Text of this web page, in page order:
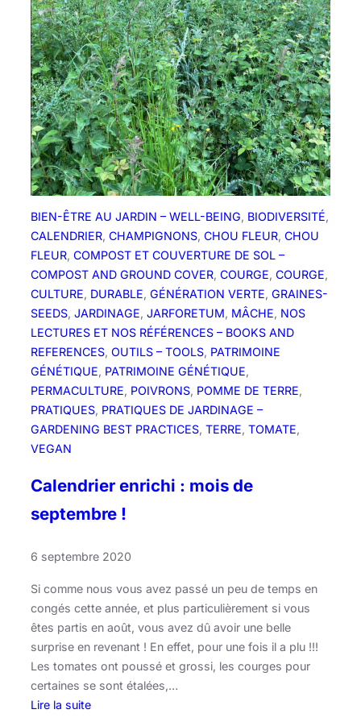
t
e
n
r
i
c
h
i
:
m
o
i
BIEN-ÊTRE AU JARDIN – WELL-BEING, BIODIVERSITÉ
CALENDRIER, CHAMPIGNONS, CHOU FLEUR, CHOU
FLEUR, COMPOST ET COUVERTURE DE SOL –
COMPOST AND GROUND COVER, COURGE, COURGE
CULTURE, DURABLE, GÉNÉRATION VERTE, GRAINES-
SEEDS, JARDINAGE, JARFORETUM, MÂCHE, NOS
LECTURES ET NOS RÉFÉRENCES – BOOKS AND
REFERENCES, OUTILS – TOOLS, PATRIMOINE
GÉNÉTIQUE, PATRIMOINE GÉNÉTIQUE
PERMACULTURE, POIVRONS, POMME DE TERRE
PRATIQUES, PRATIQUES DE JARDINAGE –
GARDENING BEST PRACTICES, TERRE, TOMATE
VEGAN
Calendrier enrichi : mois de
septembre !
6 septembre 2020
Si comme nous vous avez passé un peu de temps en
congés cette année, et plus particulièrement si vous
êtes partis en août, vous avez dû avoir une belle
surprise en revenant ! En effet, pour une fois il a plu !!!
Les tomates ont poussé et grossi, les courges pour
certaines se sont étalées,…
Lire la suite